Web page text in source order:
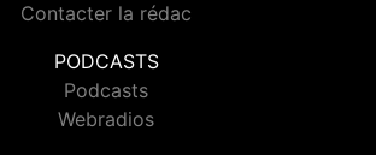
Contacter la rédac
PODCASTS
Podcasts
Webradios